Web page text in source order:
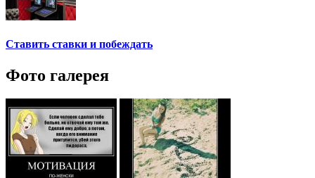
Ставить ставки и побеждать
Фото галерея